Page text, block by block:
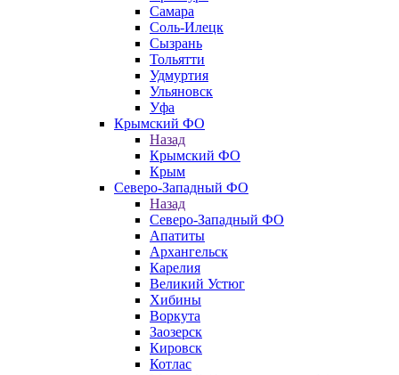
Самара
Соль-Илецк
Сызрань
Тольятти
Удмуртия
Ульяновск
Уфа
Крымский ФО
Назад
Крымский ФО
Крым
Северо-Западный ФО
Назад
Северо-Западный ФО
Апатиты
Архангельск
Карелия
Великий Устюг
Хибины
Воркута
Заозерск
Кировск
Котлас